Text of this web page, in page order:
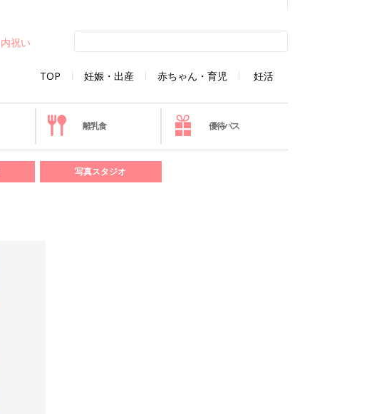
TOP 妊娠・出産 赤ちゃん・育児 妊活
内祝い
離乳食 優待パス
写真スタジオ